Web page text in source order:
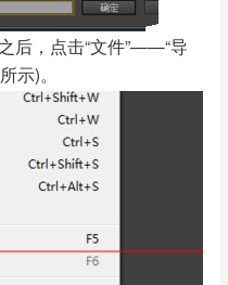
后，点击“文件”——“导
示)。